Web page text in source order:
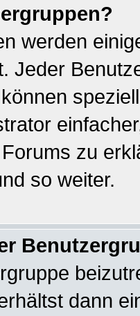
werden
Jeder
zu
so weiter.
dann